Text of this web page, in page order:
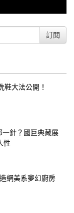
訂閱
鞋大法公開！
針？國巨典藏展
性
網美系夢幻廚房